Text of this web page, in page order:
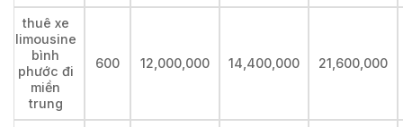
thuê xe
limousine
bình
phước đi
miền
trung
600 12,000,000 14,400,000 21,600,000